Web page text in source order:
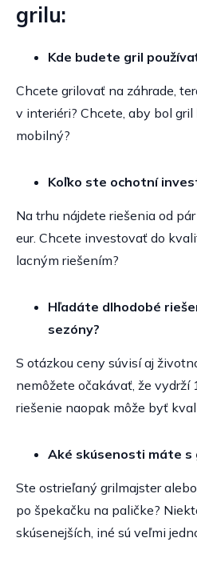
grilu:
Kde budete gril
Chcete grilovať na záhrade,
v interiéri? Chcete, aby bol
mobilný?
Koľko ste ochotní
Na trhu nájdete riešenia od
eur. Chcete investovať do
lacným riešením?
Hľadáte dlhodobé
sezóny?
S otázkou ceny súvisí aj
nemôžete očakávať, že vydrží
riešenie naopak môže byť
Aké skúsenosti máte s
Ste ostrieľaný grilmajster
po špekačku na paličke?
skúsenejších, iné sú veľmi